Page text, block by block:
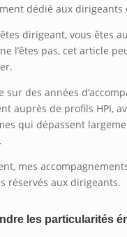
dédié aux dirigeants
dirigeant, vous êtes
l’êtes pas, cet article
sur des années
auprès de profils HPI,
qui dépassent
mes
réservés aux dirigeants.
les particularités